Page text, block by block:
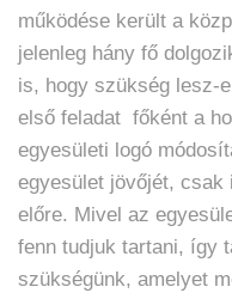
működése került a
jelenleg hány fő
is, hogy szükség lesz-
első feladat főként a
egyesületi logó
egyesület jövőjét, csak
előre. Mivel az
fenn tudjuk tartani, így
szükségünk, amelyet